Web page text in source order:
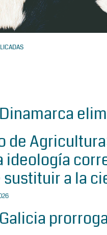
Dinamarca
de
ideología
sustituir a la
Galicia